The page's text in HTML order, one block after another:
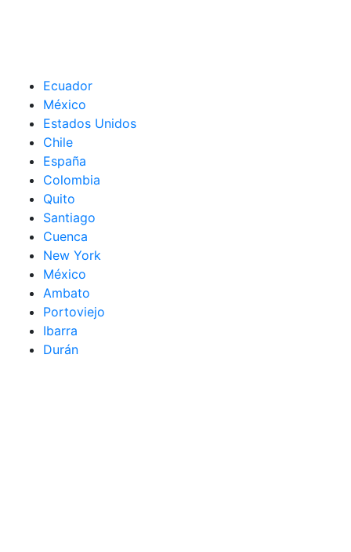
Ecuador
México
Estados Unidos
Chile
España
Colombia
Quito
Santiago
Cuenca
New York
México
Ambato
Portoviejo
Ibarra
Durán